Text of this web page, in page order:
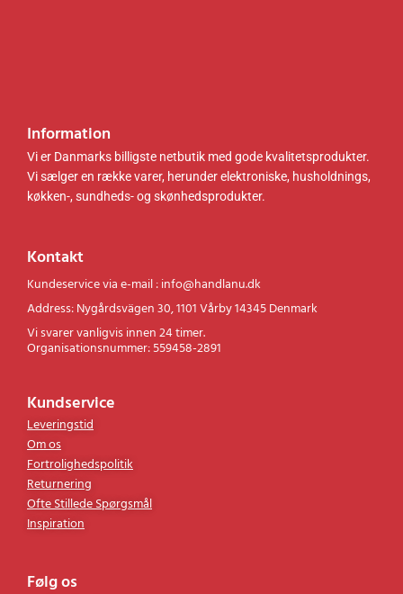
Information
Vi er Danmarks billigste netbutik med gode kvalitetsprodukter.
Vi sælger en række varer, herunder elektroniske, husholdnings,
køkken-, sundheds- og skønhedsprodukter.
Kontakt
Kundeservice via e-mail : info@handlanu.dk
Address: Nygårdsvägen 30, 1101 Vårby 14345 Denmark
Vi svarer vanligvis innen 24 timer.
Organisationsnummer: 559458-2891
Kundservice
Leveringstid
Om os
Fortrolighedspolitik
Returnering
Ofte Stillede Spørgsmål
Inspiration
Følg os